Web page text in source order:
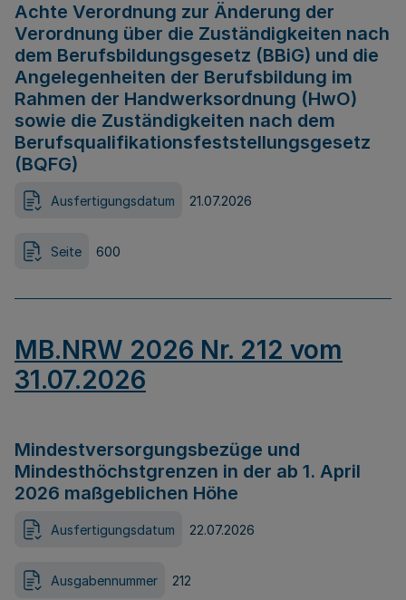
Achte Verordnung zur Änderung der
Verordnung über die Zuständigkeiten nach
dem Berufsbildungsgesetz (BBiG) und die
Angelegenheiten der Berufsbildung im
Rahmen der Handwerksordnung (HwO)
sowie die Zuständigkeiten nach dem
Berufsqualifikationsfeststellungsgesetz
(BQFG)
Ausfertigungsdatum 21.07.2026
Seite 600
MB.NRW 2026 Nr. 212 vom
31.07.2026
Mindestversorgungsbezüge und
Mindesthöchstgrenzen in der ab 1. April
2026 maßgeblichen Höhe
Ausfertigungsdatum 22.07.2026
Ausgabennummer 212